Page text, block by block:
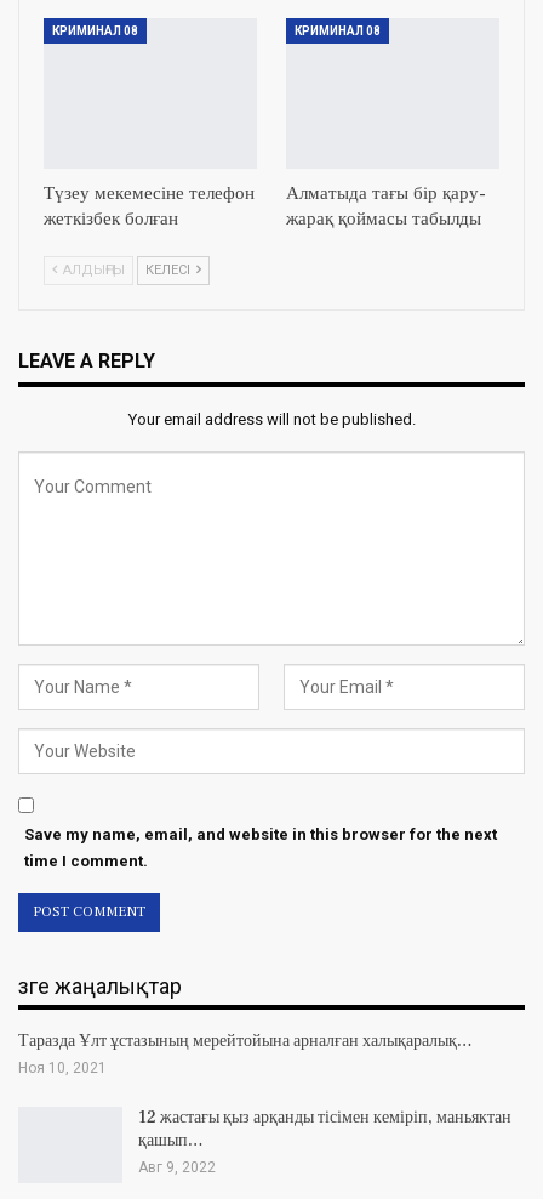
КРИМИНАЛ 08
Түзеу мекемесіне телефон
жеткізбек болған
КРИМИНАЛ 08
Алматыда тағы бір қару-
жарақ қоймасы табылды
АЛДЫҢҒЫ КЕЛЕСІ
LEAVE A REPLY
Your email address will not be published.
Save my name, email, and website in this browser for the next
time I comment.
Өзге жаңалықтар
Таразда Ұлт ұстазының мерейтойына арналған халықаралық…
Ноя 10, 2021
12 жастағы қыз арқанды тісімен кеміріп, маньяктан
қашып…
Авг 9, 2022